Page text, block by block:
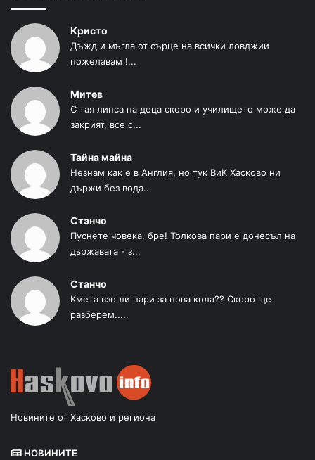
Кристо
Дъжд и мъгла от сърце на всички ловджии
пожелавам !...
Митев
С тая липса на деца скоро и училището може да
закрият, все с...
Тайна майна
Незнам как е в Англия, но тук ВиК Хасково ни
държи без вода...
Станчо
Пуснете човека, бре! Толкова пари е донесъл на
дьржавата - з...
Станчо
Кмета взе ли пари за нова кола?? Скоро ще
разберем.....
Новините от Хасково и региона
НОВИНИТЕ